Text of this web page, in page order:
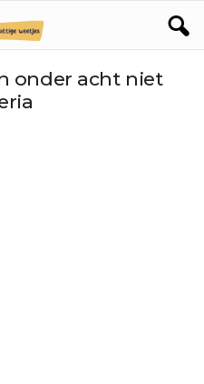
onder acht niet